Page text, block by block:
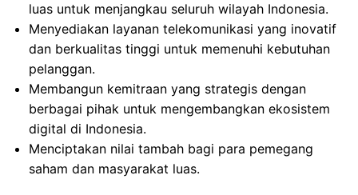
luas untuk menjangkau seluruh wilayah Indonesia.
Menyediakan layanan telekomunikasi yang inovatif
dan berkualitas tinggi untuk memenuhi kebutuhan
pelanggan.
Membangun kemitraan yang strategis dengan
berbagai pihak untuk mengembangkan ekosistem
digital di Indonesia.
Menciptakan nilai tambah bagi para pemegang
saham dan masyarakat luas.